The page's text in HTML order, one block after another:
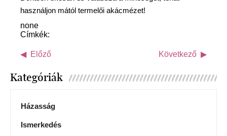
használjon mától termelői akácmézet!
none
Címkék:
Előző Következő
Kategóriák
Házasság
Ismerkedés